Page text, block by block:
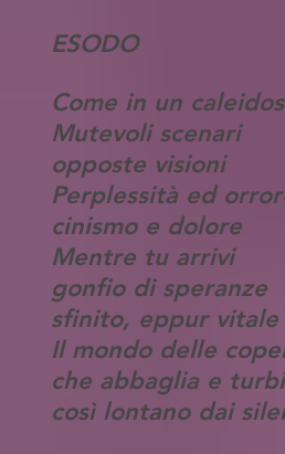
ESODO
Come in un
Mutevoli scenari
opposte visioni
Perplessità ed
cinismo e dolore
Mentre tu arrivi
gonfio di speranze
sfinito, eppur vitale
Il mondo delle
che abbaglia e
così lontano dai